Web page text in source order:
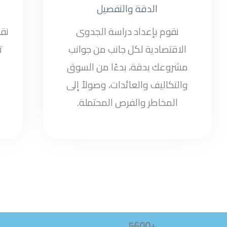
الدقة والتفصيل
نقوم بإعداد دراسة الجدوى
الاقتصادية لكل جانب من جوانب
مشروعك بدقة، بدءًا من السوق
والتكاليف والعائدات، وصولاً إلى
المخاطر والفرص المحتملة.